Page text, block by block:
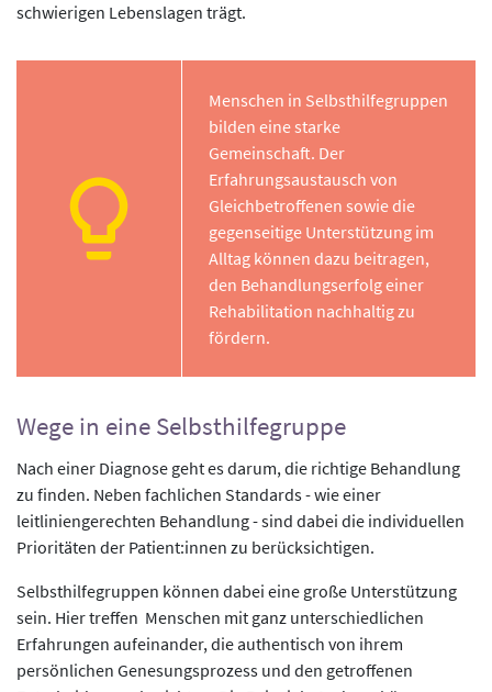
schwierigen Lebenslagen trägt.
Menschen in Selbsthilfegruppen
bilden eine starke
Gemeinschaft. Der
Erfahrungsaustausch von
Gleichbetroffenen sowie die
gegenseitige Unterstützung im
Alltag können dazu beitragen,
den Behandlungserfolg einer
Rehabilitation nachhaltig zu
fördern.
Wege in eine Selbsthilfegruppe
Nach einer Diagnose geht es darum, die richtige Behandlung
zu finden. Neben fachlichen Standards - wie einer
leitliniengerechten Behandlung - sind dabei die individuellen
Prioritäten der Patient:innen zu berücksichtigen.
Selbsthilfegruppen können dabei eine große Unterstützung
sein. Hier treffen Menschen mit ganz unterschiedlichen
Erfahrungen aufeinander, die authentisch von ihrem
persönlichen Genesungsprozess und den getroffenen